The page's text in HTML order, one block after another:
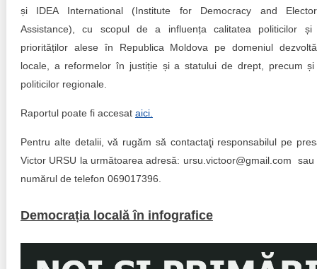
și IDEA International (Institute for Democracy and
Assistance), cu scopul de a influența calitatea politicilor și
priorităților alese în Republica Moldova pe domeniul
locale, a reformelor în justiție și a statului de drept, precum
politicilor regionale.
Raportul poate fi accesat aici.
Pentru alte detalii, vă rugăm să contactaţi responsabilul pe
Victor URSU la următoarea adresă: ursu.victoor@gmail.com sau
numărul de telefon 069017396.
Democrația locală în infografice